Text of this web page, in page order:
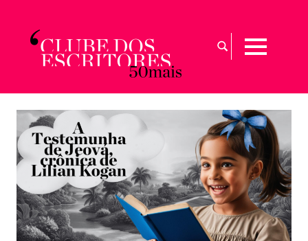
content
de
50
Sobre
a
de
envelhecer
com
MENU
Busca
por: